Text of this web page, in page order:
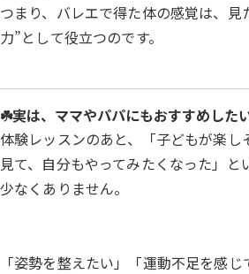
つまり、バレエで得た体の感覚は、見
力”として役立つのです。
☘️実は、ママやパパにもおすすめした
体験レッスンのあと、「子どもが楽し
見て、自分もやってみたくなった」と
少なくありません。
「姿勢を整えたい」「運動不足を感